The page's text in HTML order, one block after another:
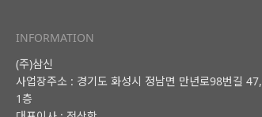
INFORMATION
(주)삼신
사업장주소 : 경기도 화성시 정남면 만년로98번길 47,
1층